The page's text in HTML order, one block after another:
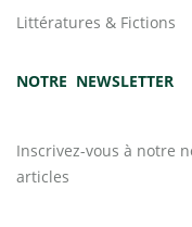
Littératures & Fictions
NOTRE NEWSLETTER
Inscrivez-vous à notre
articles